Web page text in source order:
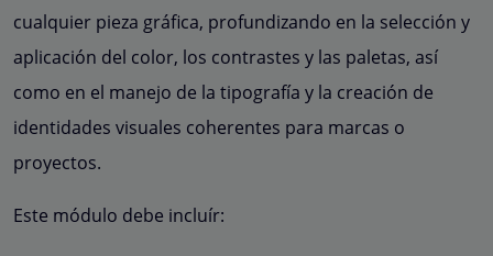
cualquier pieza gráfica, profundizando en la selección y
aplicación del color, los contrastes y las paletas, así
como en el manejo de la tipografía y la creación de
identidades visuales coherentes para marcas o
proyectos.
Este módulo debe incluír: